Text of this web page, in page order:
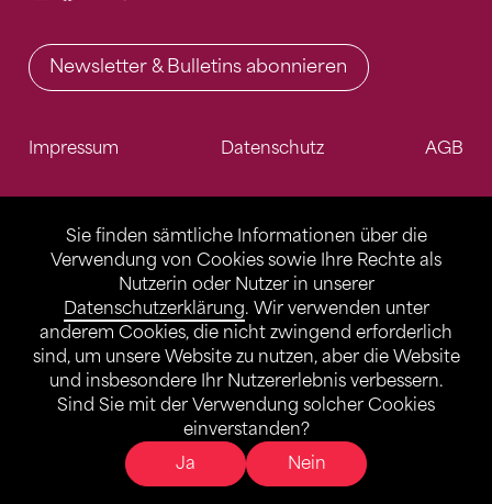
Sie finden sämtliche Informationen über die
Verwendung von Cookies sowie Ihre Rechte als
Nutzerin oder Nutzer in unserer
Datenschutzerklärung. Wir verwenden unter
anderem Cookies, die nicht zwingend erforderlich
sind, um unsere Website zu nutzen, aber die Website
und insbesondere Ihr Nutzererlebnis verbessern.
Sind Sie mit der Verwendung solcher Cookies
einverstanden?
Ja
Nein
Newsletter & Bulletins abonnieren
Impressum Datenschutz AGB